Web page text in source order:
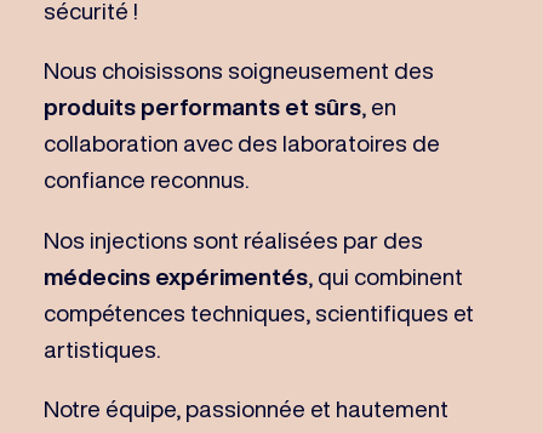
sécurité !
Nous choisissons soigneusement des
produits performants et sûrs, en
collaboration avec des laboratoires de
confiance reconnus.
​​Nos injections sont réalisées par des
médecins expérimentés, qui combinent
compétences techniques, scientifiques et
artistiques.
Notre équipe, passionnée et hautement